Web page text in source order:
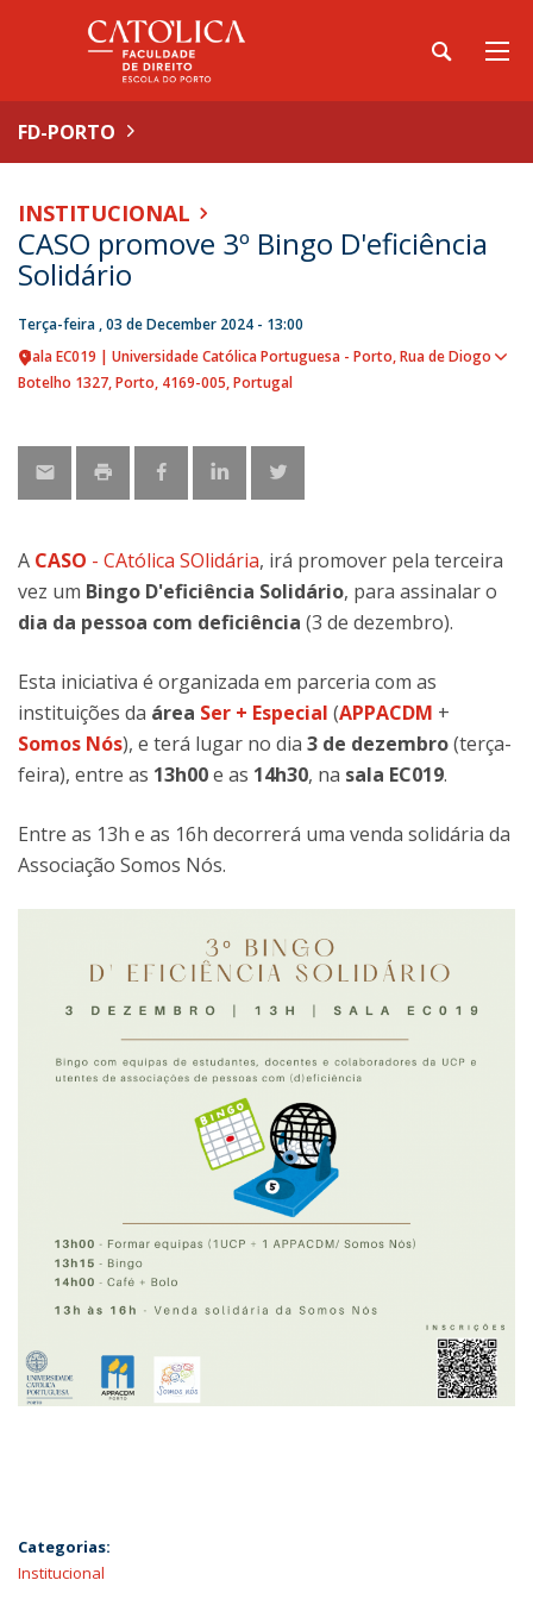
FD-PORTO
INSTITUCIONAL
CASO promove 3º Bingo D'eficiência
Solidário
Terça-feira , 03 de December 2024 - 13:00
Sala EC019 | Universidade Católica Portuguesa - Porto Rua de Diogo
Botelho 1327 Porto 4169-005 Portugal
A CASO - CAtólica SOlidária, irá promover pela terceira
vez um Bingo D'eficiência Solidário, para assinalar o
dia da pessoa com deficiência (3 de dezembro).
Esta iniciativa é organizada em parceria com as
instituições da área Ser + Especial (APPACDM +
Somos Nós), e terá lugar no dia 3 de dezembro(terça-
feira), entre as 13h00e as 14h30, na sala EC019.
Entre as 13h e as 16h decorrerá uma venda solidária da
Associação Somos Nós.
Categorias:
Institucional